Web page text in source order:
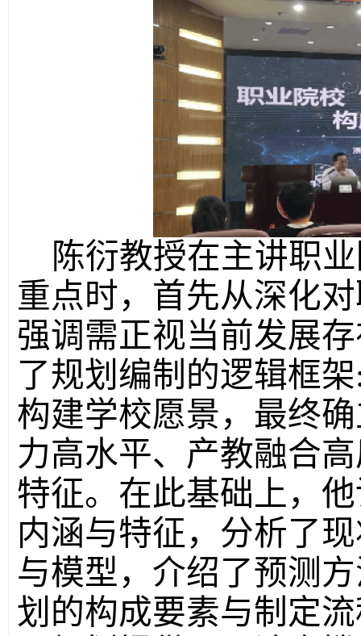
陈衍教授在主讲职
重点时，首先从深化
强调需正视当前发展
了规划编制的逻辑框
构建学校愿景，最终
力高水平、产教融合
特征。在此基础上，
内涵与特征，分析了
与模型，介绍了预测
划的构成要素与制定